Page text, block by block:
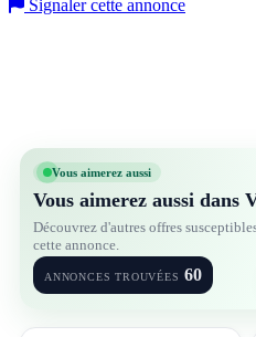
Signaler cette annonce
Vous aimerez aussi
Vous aimerez aussi dans
Découvrez d'autres offres
cette annonce.
ANNONCES TROUVÉES 60